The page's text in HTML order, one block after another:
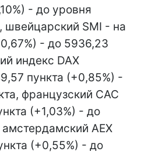
- до уровня
швейцарский SMI - на
- до 5936,23
индекс DAX
пункта (+0,85%) -
французский CAC
(+1,03%) - до
амстердамский AEX
(+0,55%) - до